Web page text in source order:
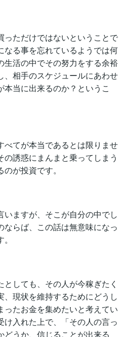
っただけではないということで
なる事を忘れているようでは何
生活の中でその努力をする余裕
、相手のスケジュールにあわせ
当に出来るのか？というこ
べてが本当であるとは限りませ
誘惑にまんまと乗ってしまう
が投資です。
いますが、そこが自分の中でし
ならば、この話は無意味になっ
しても、その人が今稼ぎたく
、現状を維持するためにどうし
ったお金を集めたいと考えてい
け入れた上で、「その人の言っ
どうか、信じることが出来る